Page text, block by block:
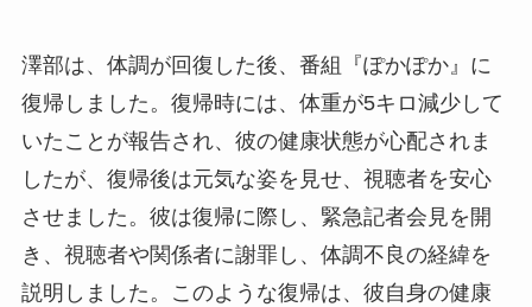
澤部は、体調が回復した後、番組『ぽかぽか』に
復帰しました。復帰時には、体重が5キロ減少して
いたことが報告され、彼の健康状態が心配されま
したが、復帰後は元気な姿を見せ、視聴者を安心
させました。彼は復帰に際し、緊急記者会見を開
き、視聴者や関係者に謝罪し、体調不良の経緯を
説明しました。このような復帰は、彼自身の健康